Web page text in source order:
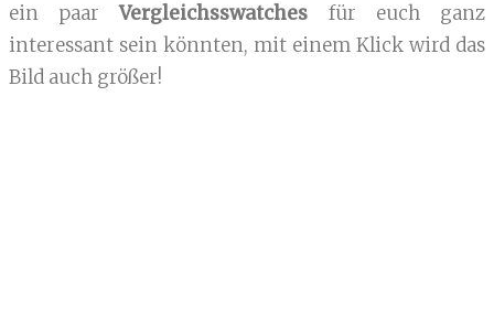
ein paarVergleichsswatches für euch ganz
interessant sein könnten, mit einem Klick wird das
Bild auch größer!